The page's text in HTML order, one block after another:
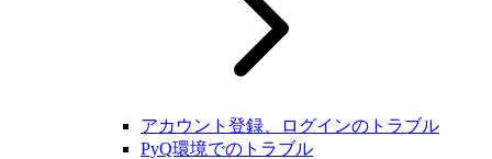
アカウント登録、ログインのトラブル
PyQ環境でのトラブル